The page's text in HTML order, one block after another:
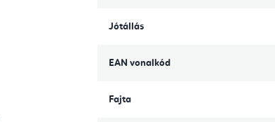
Jótállás
EAN vonalkód
Fajta